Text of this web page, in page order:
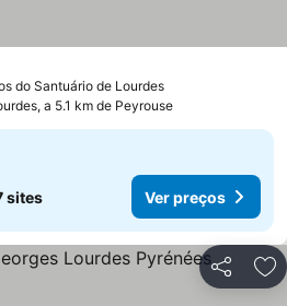
do Santuário de Lourdes
a 5.1 km de Peyrouse
sites Ver preços
Partilhar